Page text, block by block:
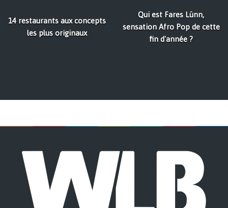
14 restaurants aux concepts
les plus originaux
Qui est Fares Lünn,
sensation Afro Pop de cette
fin d'année ?